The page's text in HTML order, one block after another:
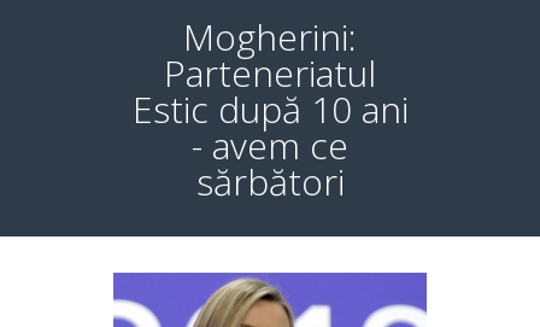
Mogherini:
Parteneriatul
Estic după 10 ani
- avem ce
sărbători